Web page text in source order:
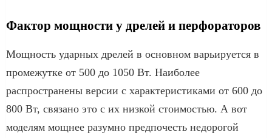
Фактор мощности у дрелей и перфораторов
Мощность ударных дрелей в основном варьируется в
промежутке от 500 до 1050 Вт. Наиболее
распространены версии с характеристиками от 600 до
800 Вт, связано это с их низкой стоимостью. А вот
моделям мощнее разумно предпочесть недорогой